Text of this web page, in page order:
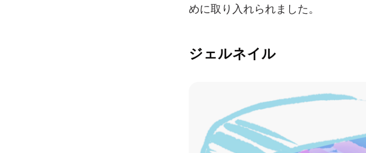
めに取り入れられました。
ジェルネイル